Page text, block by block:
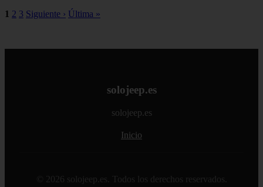
1 2 3 Siguiente › Última »
solojeep.es
solojeep.es
Inicio
© 2026 solojeep.es. Todos los derechos reservados.